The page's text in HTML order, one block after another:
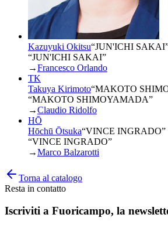
Kazuyuki Okitsu“JUN'ICHI SAKAI
“JUN'ICHI SAKAI”
→Francesco Orlando
TK
Takuya Kirimoto“MAKOTO
“MAKOTO SHIMOYAMADA”
→Claudio Ridolfo
HŌ
Hōchū Ōtsuka“VINCE INGRADO”
“VINCE INGRADO”
→Marco Balzarotti
Torna al catalogo
Resta in contatto
Iscriviti a Fuoricampo, la